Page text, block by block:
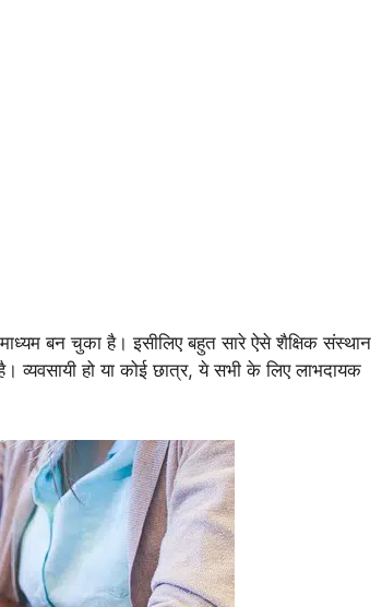
बन चुका है। इसीलिए बहुत सारे ऐसे शैक्षिक संस्थान
हो या कोई छात्र, ये सभी के लिए लाभदायक